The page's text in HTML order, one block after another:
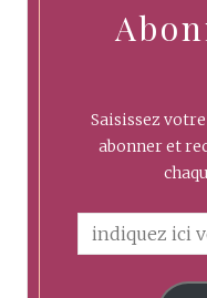
Saisissez
abonner et